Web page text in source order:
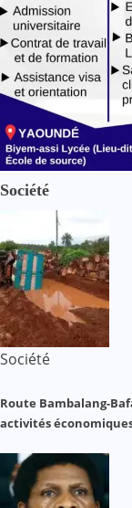
Société
Société
Route Bambalang-
activités